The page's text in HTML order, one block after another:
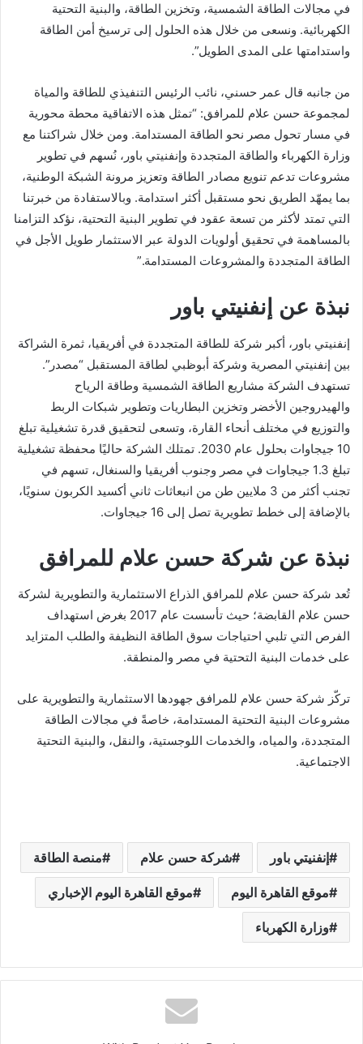
في مجالات الطاقة الشمسية، وتخزين الطاقة، والبنية التحتية
الكهربائية. ونسعى من خلال هذه الحلول إلى ترسيخ أمن الطاقة
واستدامتها على المدى الطويل”.
من جانبه قال عمر حسني، نائب الرئيس التنفيذي للطاقة والمياة
لمجموعة حسن علام للمرافق: “تمثل هذه الاتفاقية محطة محورية
في مسار تحول مصر نحو الطاقة المستدامة. ومن خلال شراكتنا مع
وزارة الكهرباء والطاقة المتجددة وإنفنيتي باور، نُسهم في تطوير
مشروعات تدعم تنويع مصادر الطاقة وتعزيز مرونة الشبكة الوطنية،
بما يمهّد الطريق نحو مستقبل أكثر استدامة. وبالاستفادة من خبرتنا
التي تمتد لأكثر من تسعة عقود في تطوير البنية التحتية، نؤكد التزامنا
بالمساهمة في تحقيق أولويات الدولة عبر الاستثمار طويل الأجل في
الطاقة المتجددة والمشروعات المستدامة.”
نبذة عن إنفنيتي باور
إنفنيتي باور، أكبر شركة للطاقة المتجددة في أفريقيا، ثمرة الشراكة
بين إنفنيتي المصرية وشركة أبوظبي لطاقة المستقبل “مصدر”.
تستهدف الشركة مشاريع الطاقة الشمسية وطاقة الرياح
والهيدروجين الأخضر وتخزين البطاريات وتطوير شبكات الربط
والتوزيع في مختلف أنحاء القارة، وتسعى لتحقيق قدرة تشغيلية تبلغ
10 جيجاوات بحلول عام 2030. تمتلك الشركة حاليًا محفظة تشغيلية
تبلغ 1.3 جيجاوات في مصر وجنوب أفريقيا والسنغال، تسهم في
تجنب أكثر من 3 ملايين طن من انبعاثات ثاني أكسيد الكربون سنويًا،
بالإضافة إلى خطط تطويرية تصل إلى 16 جيجاوات.
نبذة عن شركة حسن علام للمرافق
تُعد شركة حسن علام للمرافق الذراع الاستثمارية والتطويرية لشركة
حسن علام القابضة؛ حيث تأسست عام 2017 بغرض استهداف
الفرص التي تلبي احتياجات سوق الطاقة النظيفة والطلب المتزايد
على خدمات البنية التحتية في مصر والمنطقة.
تركّز شركة حسن علام للمرافق جهودها الاستثمارية والتطويرية على
مشروعات البنية التحتية المستدامة، خاصةً في مجالات الطاقة
المتجددة، والمياه، والخدمات اللوجستية، والنقل، والبنية التحتية
الاجتماعية.
إنفنيتي باور شركة حسن علام منصة الطاقة
موقع القاهرة اليوم موقع القاهرة اليوم الإخباري
وزارة الكهرباء